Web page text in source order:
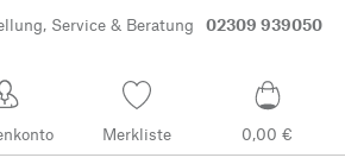
Service & Beratung 02309 939050
Merkliste 0,00 €